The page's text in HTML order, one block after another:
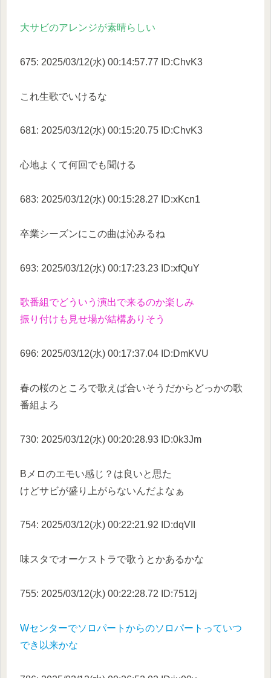
大サビのアレンジが素晴らしい
675: 2025/03/12(水) 00:14:57.77 ID:ChvK3
これ生歌でいけるな
681: 2025/03/12(水) 00:15:20.75 ID:ChvK3
心地よくて何回でも聞ける
683: 2025/03/12(水) 00:15:28.27 ID:xKcn1
卒業シーズンにこの曲は沁みるね
693: 2025/03/12(水) 00:17:23.23 ID:xfQuY
歌番組でどういう演出で来るのか楽しみ
振り付けも見せ場が結構ありそう
696: 2025/03/12(水) 00:17:37.04 ID:DmKVU
春の桜のところで歌えば合いそうだからどっかの歌
番組よろ
730: 2025/03/12(水) 00:20:28.93 ID:0k3Jm
Bメロのエモい感じ？は良いと思た
けどサビが盛り上がらないんだよなぁ
754: 2025/03/12(水) 00:22:21.92 ID:dqVII
味スタでオーケストラで歌うとかあるかな
755: 2025/03/12(水) 00:22:28.72 ID:7512j
Wセンターでソロパートからのソロパートっていつ
でき以来かな